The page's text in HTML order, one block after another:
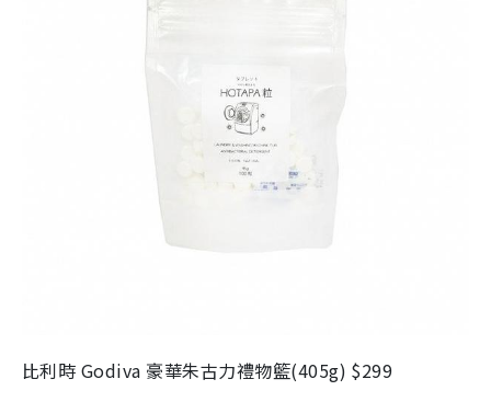
比利時 Godiva 豪華朱古力禮物籃(405g) $299